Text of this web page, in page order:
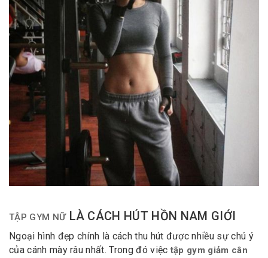
TẬP GYM NỮLÀ CÁCH HÚT HỒN NAM GIỚI
Ngoại hình đẹp chính là cách thu hút được nhiều sự chú ý
của cánh mày râu nhất. Trong đó việc tập gym giảm cân